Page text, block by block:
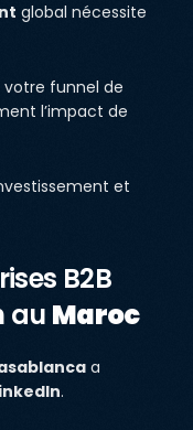
global nécessite
votre funnel de
l’impact de
et
B2B
au Maroc
a
.